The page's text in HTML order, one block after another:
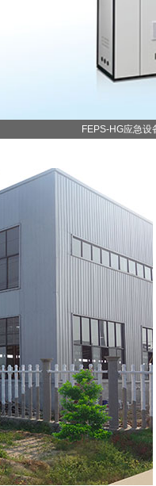
FEPS-HG应急设